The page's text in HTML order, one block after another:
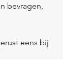
bevragen,
eens bij